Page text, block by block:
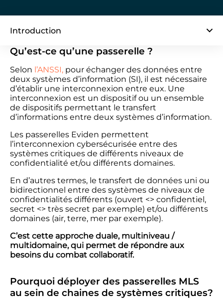
Introduction
Qu’est-ce qu’une passerelle ?
Selon l’ANSSI, pour échanger des données entre
deux systèmes d’information (SI), il est nécessaire
d’établir une interconnexion entre eux. Une
interconnexion est un dispositif ou un ensemble
de dispositifs permettant le transfert
d’informations entre deux systèmes d’information.
Les passerelles Eviden permettent
l’interconnexion cybersécurisée entre des
systèmes critiques de différents niveaux de
confidentialité et/ou différents domaines.
En d’autres termes, le transfert de données uni ou
bidirectionnel entre des systèmes de niveaux de
confidentialités différents (ouvert <> confidentiel,
secret <> très secret par exemple) et/ou différents
domaines (air, terre, mer par exemple).
C’est cette approche duale, multiniveau /
multidomaine, qui permet de répondre aux
besoins du combat collaboratif.
Pourquoi déployer des passerelles MLS
au sein de chaines de systèmes critiques?